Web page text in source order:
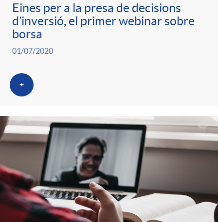
Eines per a la presa de decisions
d’inversió, el primer webinar sobre
borsa
01/07/2020
+